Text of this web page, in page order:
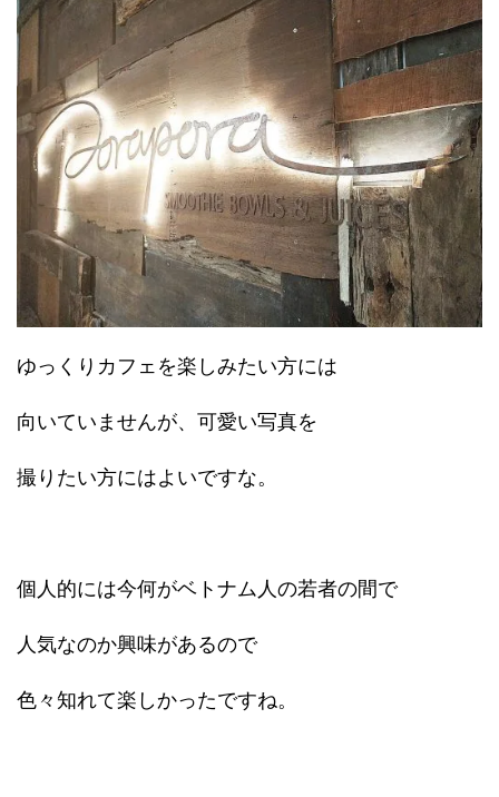
ゆっくりカフェを楽しみたい方には
向いていませんが、可愛い写真を
撮りたい方にはよいですな。
個人的には今何がベトナム人の若者の間で
人気なのか興味があるので
色々知れて楽しかったですね。